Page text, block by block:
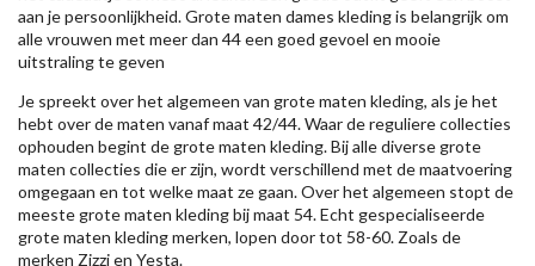
aan je persoonlijkheid. Grote maten dames kleding is belangrijk om
alle vrouwen met meer dan 44 een goed gevoel en mooie
uitstraling te geven
Je spreekt over het algemeen van grote maten kleding, als je het
hebt over de maten vanaf maat 42/44. Waar de reguliere collecties
ophouden begint de grote maten kleding. Bij alle diverse grote
maten collecties die er zijn, wordt verschillend met de maatvoering
omgegaan en tot welke maat ze gaan. Over het algemeen stopt de
meeste grote maten kleding bij maat 54. Echt gespecialiseerde
grote maten kleding merken, lopen door tot 58-60. Zoals de
merken Zizzien Yesta.